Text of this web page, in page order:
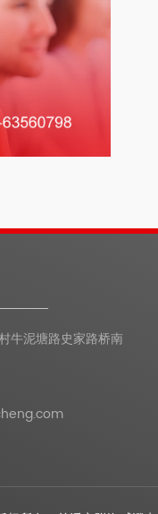
牛泥塘路史家路桥南